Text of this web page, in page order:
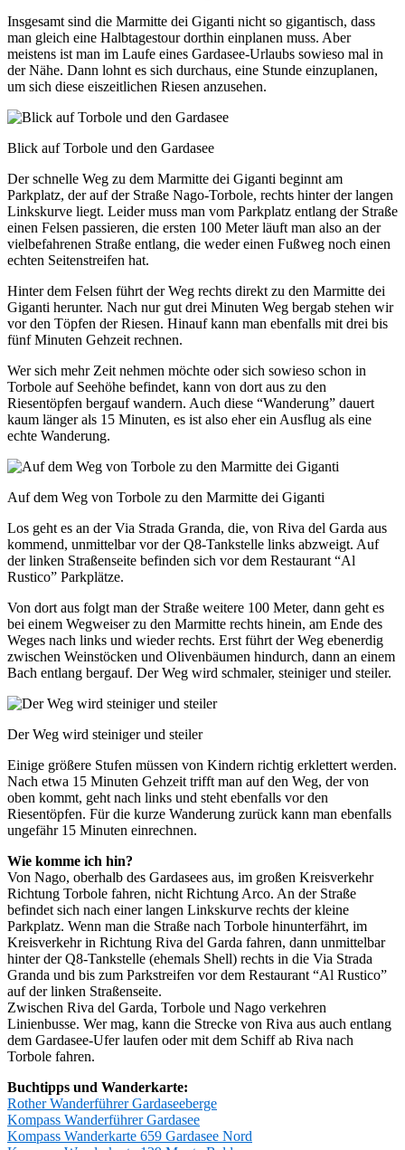
Insgesamt sind die Marmitte dei Giganti nicht so gigantisch, dass
man gleich eine Halbtagestour dorthin einplanen muss. Aber
meistens ist man im Laufe eines Gardasee-Urlaubs sowieso mal in
der Nähe. Dann lohnt es sich durchaus, eine Stunde einzuplanen,
um sich diese eiszeitlichen Riesen anzusehen.
Blick auf Torbole und den Gardasee
Der schnelle Weg zu dem Marmitte dei Giganti beginnt am
Parkplatz, der auf der Straße Nago-Torbole, rechts hinter der langen
Linkskurve liegt. Leider muss man vom Parkplatz entlang der Straße
einen Felsen passieren, die ersten 100 Meter läuft man also an der
vielbefahrenen Straße entlang, die weder einen Fußweg noch einen
echten Seitenstreifen hat.
Hinter dem Felsen führt der Weg rechts direkt zu den Marmitte dei
Giganti herunter. Nach nur gut drei Minuten Weg bergab stehen wir
vor den Töpfen der Riesen. Hinauf kann man ebenfalls mit drei bis
fünf Minuten Gehzeit rechnen.
Wer sich mehr Zeit nehmen möchte oder sich sowieso schon in
Torbole auf Seehöhe befindet, kann von dort aus zu den
Riesentöpfen bergauf wandern. Auch diese “Wanderung” dauert
kaum länger als 15 Minuten, es ist also eher ein Ausflug als eine
echte Wanderung.
Auf dem Weg von Torbole zu den Marmitte dei Giganti
Los geht es an der Via Strada Granda, die, von Riva del Garda aus
kommend, unmittelbar vor der Q8-Tankstelle links abzweigt. Auf
der linken Straßenseite befinden sich vor dem Restaurant “Al
Rustico” Parkplätze.
Von dort aus folgt man der Straße weitere 100 Meter, dann geht es
bei einem Wegweiser zu den Marmitte rechts hinein, am Ende des
Weges nach links und wieder rechts. Erst führt der Weg ebenerdig
zwischen Weinstöcken und Olivenbäumen hindurch, dann an einem
Bach entlang bergauf. Der Weg wird schmaler, steiniger und steiler.
Der Weg wird steiniger und steiler
Einige größere Stufen müssen von Kindern richtig erklettert werden.
Nach etwa 15 Minuten Gehzeit trifft man auf den Weg, der von
oben kommt, geht nach links und steht ebenfalls vor den
Riesentöpfen. Für die kurze Wanderung zurück kann man ebenfalls
ungefähr 15 Minuten einrechnen.
Wie komme ich hin?
Von Nago, oberhalb des Gardasees aus, im großen Kreisverkehr
Richtung Torbole fahren, nicht Richtung Arco. An der Straße
befindet sich nach einer langen Linkskurve rechts der kleine
Parkplatz. Wenn man die Straße nach Torbole hinunterfährt, im
Kreisverkehr in Richtung Riva del Garda fahren, dann unmittelbar
hinter der Q8-Tankstelle (ehemals Shell) rechts in die Via Strada
Granda und bis zum Parkstreifen vor dem Restaurant “Al Rustico”
auf der linken Straßenseite.
Zwischen Riva del Garda, Torbole und Nago verkehren
Linienbusse. Wer mag, kann die Strecke von Riva aus auch entlang
dem Gardasee-Ufer laufen oder mit dem Schiff ab Riva nach
Torbole fahren.
Buchtipps und Wanderkarte:
Rother Wanderführer Gardaseeberge
Kompass Wanderführer Gardasee
Kompass Wanderkarte 659 Gardasee Nord